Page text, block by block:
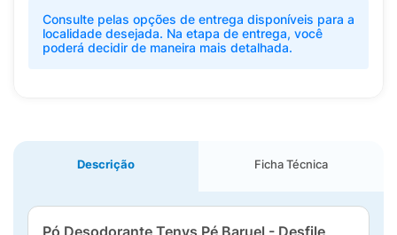
Consulte pelas opções de entrega disponíveis para a
localidade desejada. Na etapa de entrega, você
poderá decidir de maneira mais detalhada.
Descrição Ficha Técnica
Pó Desodorante Tenys Pé Baruel - Desfile